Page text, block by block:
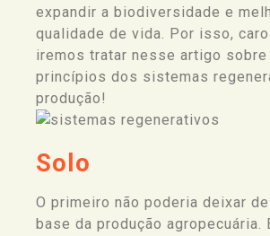
expandir a biodiversidade e
qualidade de vida. Por isso,
iremos tratar nesse artigo
princípios dos sistemas
produção!
Solo
O primeiro não poderia deixar
base da produção agropecuária.